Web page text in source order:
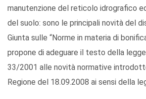
manutenzione del reticolo idrografico
del suolo: sono le principali novità del
Giunta sulle “Norme in materia di
propone di adeguare il testo della
33/2001 alle novità normative
Regione del 18.09.2008 ai sensi della